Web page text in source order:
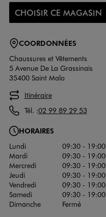
CHOISIR CE MAGASIN
COORDONNÉES
Chaussures et Vêtements
5 Avenue De La Grassinais
35400 Saint Malo
Itinéraire
Tél. :02 99 89 29 53
HORAIRES
Lundi
09:30 - 19:00
Mardi
09:30 - 19:00
Mercredi
09:30 - 19:00
Jeudi
09:30 - 19:00
Vendredi
09:30 - 19:00
Samedi
09:30 - 19:00
Dimanche
Fermé